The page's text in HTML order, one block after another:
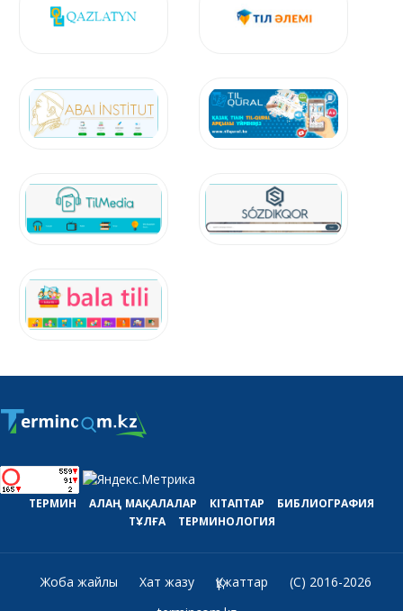
ТЕРМИН АЛАҢ МАҚАЛАЛАР КІТАПТАР
БИБЛИОГРАФИЯ
ТҰЛҒА
ТЕРМИНОЛОГИЯ
Жоба жайлы Хат жазу Құжаттар
(C) 2016-2026